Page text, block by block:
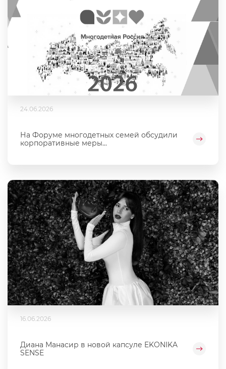
24.06.2026
На Форуме многодетных семей обсудили
корпоративные меры...
16.06.2026
Диана Манасир в новой капсуле EKONIKA
SENSE